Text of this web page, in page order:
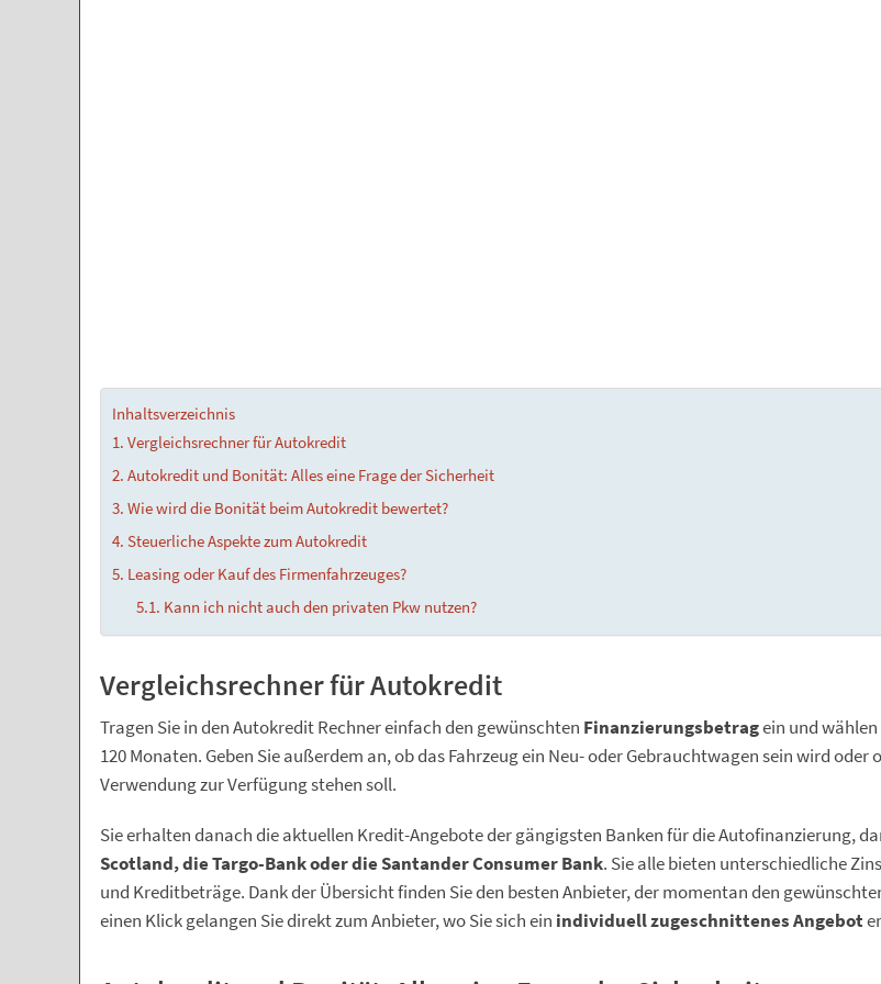
Inhaltsverzeichnis
Vergleichsrechner für Autokredit
Autokredit und Bonität: Alles eine Frage der Sicherheit
Wie wird die Bonität beim Autokredit bewertet?
Steuerliche Aspekte zum Autokredit
Leasing oder Kauf des Firmenfahrzeuges?
Kann ich nicht auch den privaten Pkw nutzen?
Vergleichsrechner für Autokredit
Tragen Sie in den Autokredit Rechner einfach den gewünschten Finanzierungsbetragein und
120 Monaten. Geben Sie außerdem an, ob das Fahrzeug ein Neu- oder Gebrauchtwagen sein wird oder
Verwendung zur Verfügung stehen soll.
Sie erhalten danach die aktuellen Kredit-Angebote der gängigsten Banken für die Autofinanzierung,
Scotland, die Targo-Bank oder die Santander Consumer Bank. Sie alle bieten unterschiedliche
und Kreditbeträge. Dank der Übersicht finden Sie den besten Anbieter, der momentan den
einen Klick gelangen Sie direkt zum Anbieter, wo Sie sich ein individuell zugeschnittenes Angebot